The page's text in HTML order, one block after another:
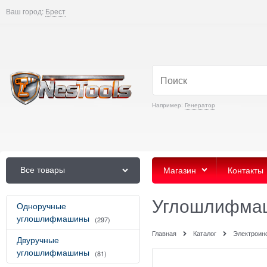
Ваш город: Брест
Например: Генератор
Все товары Магазин Контакты
Одноручные
углошлифмашины
(297)
Двуручные
углошлифмашины
(81)
Главная Каталог